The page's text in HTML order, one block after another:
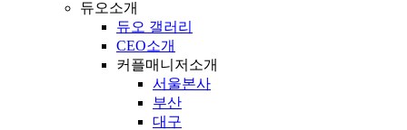
듀오소개
듀오 갤러리
CEO소개
커플매니저소개
서울본사
부산
대구